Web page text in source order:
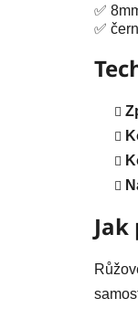
✅
✅